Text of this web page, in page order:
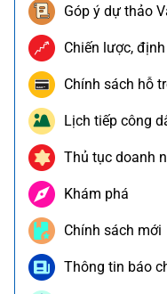
Góp ý dự thảo
Chiến lược,
Chính sách hỗ
Lịch tiếp công
Thủ tục doanh
Khám phá
Chính sách mới
Thông tin báo